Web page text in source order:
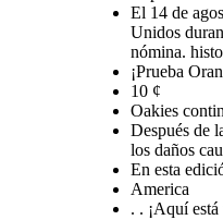
El 14 de
Unidos
nómina.
¡Prueba
10 ¢
Oakies
Después de
los daños
En esta
America
. . ¡Aquí